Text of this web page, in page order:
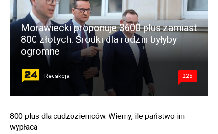
Morawiecki proponuje 3600 plus zamiast
800 złotych. Środki dla rodzin byłyby
ogromne
Redakcja 225
800 plus dla cudzoziemców. Wiemy, ile państwo im
wypłaca